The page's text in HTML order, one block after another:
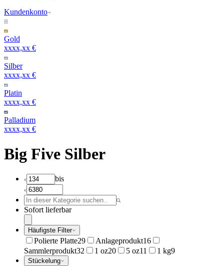
Kundenkonto
Gold
xxxx,xx €
Silber
xxxx,xx €
Platin
xxxx,xx €
Palladium
xxxx,xx €
Big Five Silber
bis
Sofort lieferbar
Häufigste Filter
Polierte Platte29 Anlageprodukt16
Sammlerprodukt32 1 oz20 5 oz11 1 kg9
Stückelung